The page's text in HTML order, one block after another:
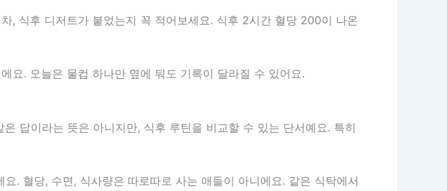
, 식후 디저트가 붙었는지 꼭 적어보세요. 식후 2시간 혈당 200이 나온
요. 오늘은 물컵 하나만 옆에 둬도 기록이 달라질 수 있어요.
답이라는 뜻은 아니지만, 식후 루틴을 비교할 수 있는 단서예요. 특히
요. 혈당, 수면, 식사량은 따로따로 사는 애들이 아니에요. 같은 식탁에서